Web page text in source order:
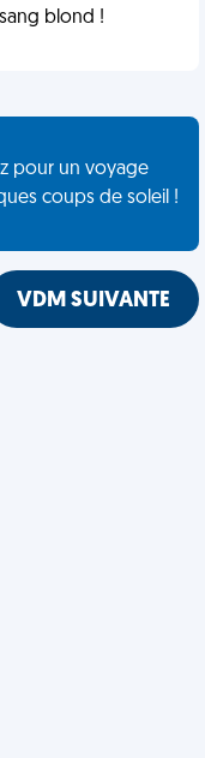
blond !
pour un voyage
coups de soleil !
VDM SUIVANTE